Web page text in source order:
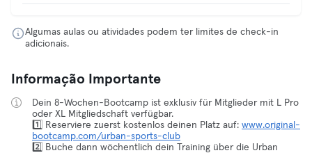
Algumas aulas ou atividades podem ter limites de check-in
adicionais.
Informação Importante
Dein 8-Wochen-Bootcamp ist exklusiv für Mitglieder mit L Pro
oder XL Mitgliedschaft verfügbar.
1️⃣ Reserviere zuerst kostenlos deinen Platz auf: www.original-
bootcamp.com/urban-sports-club
2️⃣ Buche dann wöchentlich dein Training über die Urban